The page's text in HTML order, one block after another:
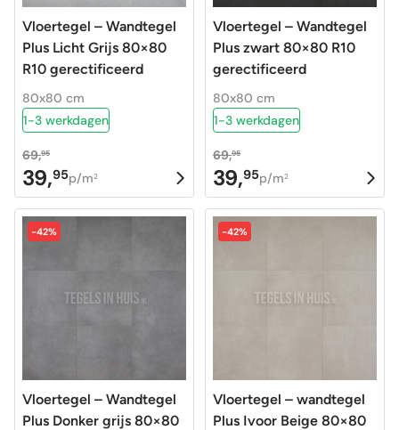
Vloertegel – Wandtegel
Plus Licht Grijs 80×80
R10 gerectificeerd
80x80 cm
1-3 werkdagen
69,95
Oorspronkelijke
prijs
was:
69,95.
39,95
Huidige
prijs
is:
39,95.
p/m2
Vloertegel – Wandtegel
Plus zwart 80×80 R10
gerectificeerd
80x80 cm
1-3 werkdagen
69,95
Oorspronkelijke
prijs
was:
69,95.
39,95
Huidige
prijs
is:
39,95.
p/m2
-42%
Vloertegel – Wandtegel
Plus Donker grijs 80×80
-42%
Vloertegel – wandtegel
Plus Ivoor Beige 80×80